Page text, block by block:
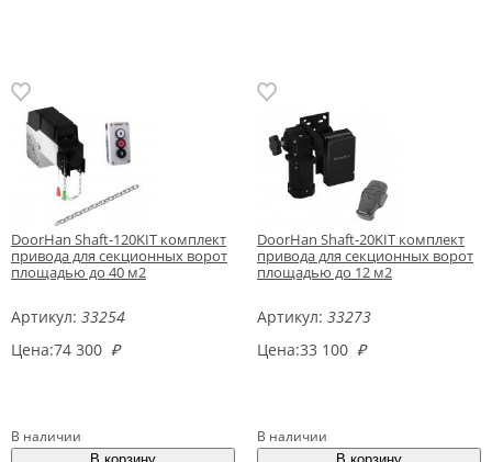
DoorHan Shaft-120KIT комплект
привода для секционных ворот
площадью до 40 м2
Артикул: 33254
Цена:74 300 ₽
В наличии
DoorHan Shaft-20KIT комплект
привода для секционных ворот
площадью до 12 м2
Артикул: 33273
Цена:33 100 ₽
В наличии